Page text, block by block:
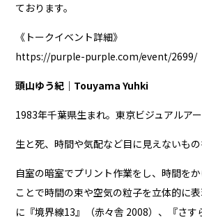
ております。
《トークイベント詳細》
https://purple-purple.com/event/2699/
頭山ゆう紀｜Touyama Yuhki
1983年千葉県生まれ。東京ビジュアルアー
生と死、時間や気配など目に見えないもの
自室の暗室でプリント作業をし、時間を
ことで時間の束や空気の粒子を立体的に
に『境界線13』（赤々舎 2008）、『さす